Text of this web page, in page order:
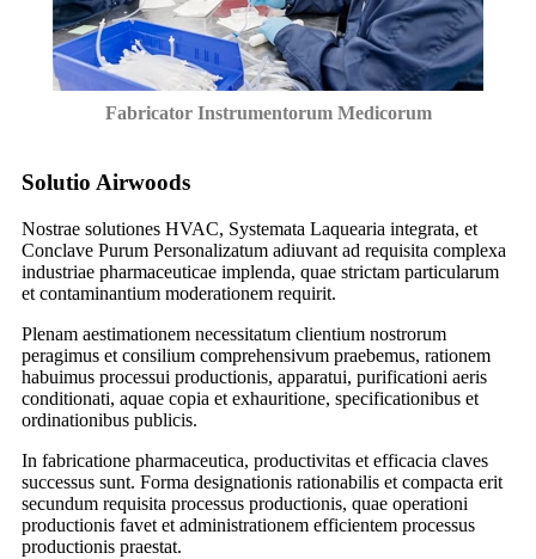
Fabricator Instrumentorum Medicorum
Solutio Airwoods
Nostrae solutiones HVAC, Systemata Laquearia integrata, et
Conclave Purum Personalizatum adiuvant ad requisita complexa
industriae pharmaceuticae implenda, quae strictam particularum
et contaminantium moderationem requirit.
Plenam aestimationem necessitatum clientium nostrorum
peragimus et consilium comprehensivum praebemus, rationem
habuimus processui productionis, apparatui, purificationi aeris
conditionati, aquae copia et exhauritione, specificationibus et
ordinationibus publicis.
In fabricatione pharmaceutica, productivitas et efficacia claves
successus sunt. Forma designationis rationabilis et compacta erit
secundum requisita processus productionis, quae operationi
productionis favet et administrationem efficientem processus
productionis praestat.